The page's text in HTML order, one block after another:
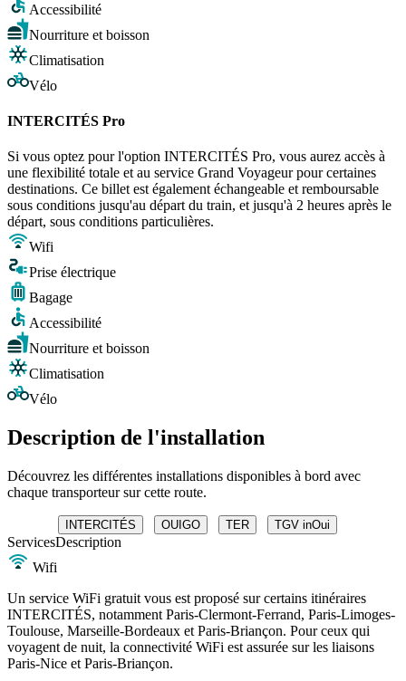
Accessibilité
Nourriture et boisson
Climatisation
Vélo
INTERCITÉS Pro
Si vous optez pour l'option INTERCITÉS Pro, vous aurez accès à
une flexibilité totale et au service Grand Voyageur pour certaines
destinations. Ce billet est également échangeable et remboursable
sous conditions jusqu'au départ du train, et jusqu'à 2 heures après le
départ, sous conditions particulières.
Wifi
Prise électrique
Bagage
Accessibilité
Nourriture et boisson
Climatisation
Vélo
Description de l'installation
Découvrez les différentes installations disponibles à bord avec
chaque transporteur sur cette route.
INTERCITÉS OUIGO TER TGV inOui
ServicesDescription
Wifi
Un service WiFi gratuit vous est proposé sur certains itinéraires
INTERCITÉS, notamment Paris-Clermont-Ferrand, Paris-Limoges-
Toulouse, Marseille-Bordeaux et Paris-Briançon. Pour ceux qui
voyagent de nuit, la connectivité WiFi est assurée sur les liaisons
Paris-Nice et Paris-Briançon.